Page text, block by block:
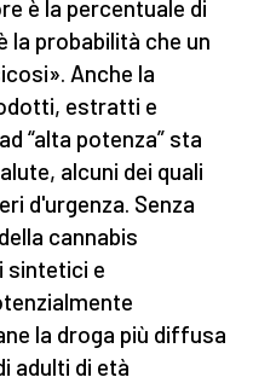
è la percentuale di
la probabilità che un
Anche la
estratti e
“alta potenza” sta
alcuni dei quali
d'urgenza. Senza
cannabis
sintetici e
la droga più diffusa
adulti di età